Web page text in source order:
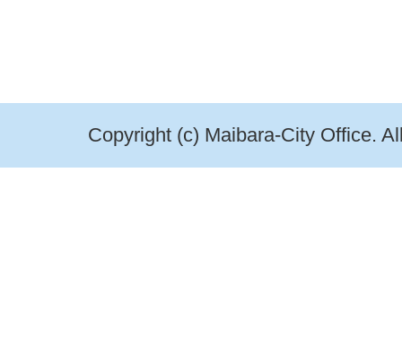
Copyright (c) Maibara-City Office.